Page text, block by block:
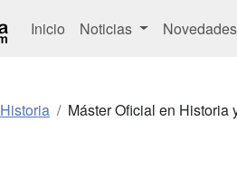
Inicio Noticias Novedades
Historia Máster Oficial en